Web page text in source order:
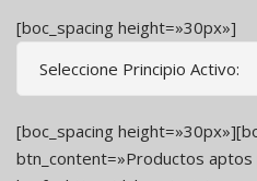
[boc_spacing height=»30px»]
[boc_spacing
btn_content=»Productos aptos